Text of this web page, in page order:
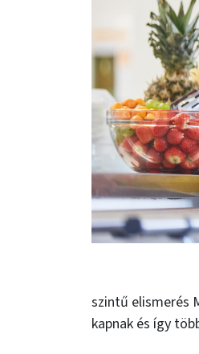
szintű elismerés
kapnak és így